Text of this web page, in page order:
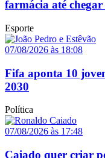
farmácia até chegar
Esporte
07/08/2026 às 18:08
Fifa aponta 10
2030
Política
07/08/2026 às 17:48
Caiado quer criar